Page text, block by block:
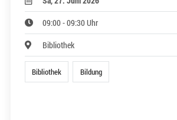
09:00 - 09:30 Uhr
Bibliothek
Bibliothek Bildung